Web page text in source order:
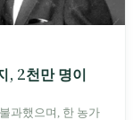
, 2천만 명이
과했으며, 한 농가